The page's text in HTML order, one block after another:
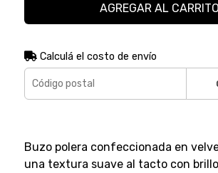
AGREGAR AL CARRITO
Calculá el costo de envío
Buzo polera confeccionada en
una textura suave al tacto con